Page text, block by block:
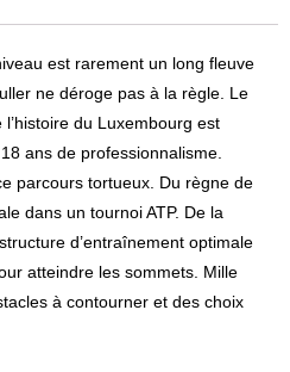
est rarement un long fleuve
ne déroge pas à la règle. Le
du Luxembourg est
ans de professionnalisme.
parcours tortueux. Du règne de
dans un tournoi ATP. De la
d’entraînement optimale
atteindre les sommets. Mille
à contourner et des choix